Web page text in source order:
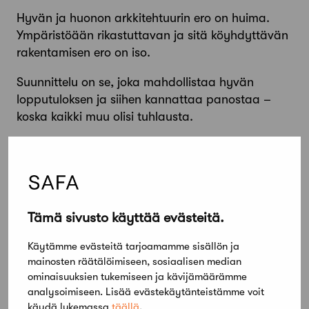
Tämä sivusto käyttää evästeitä.
Käytämme evästeitä tarjoamamme sisällön ja
mainosten räätälöimiseen, sosiaalisen median
ominaisuuksien tukemiseen ja kävijämäärämme
analysoimiseen. Lisää evästekäytänteistämme voit
Hyvän ja huonon arkkitehtuurin ero on huima.
Ympäristöään rikastuttavan ja sitä köyhdyttävän
rakentamisen ero on iso.
Suunnittelu on se, joka mahdollistaa hyvän
lopputuloksen ja siihen kannattaa panostaa –
koska kaikki muu olisi tuhlausta.
yksityiset resurssit käytetään vastuullisesti ja
on hieno historia, jonka on syytä jatkua.
Hyvät ystävät,
Arkkitehtuuri kertoo ajasta, ihanteista ja
yhteiskunnan arvoista. Tämä ajatus heijastuu